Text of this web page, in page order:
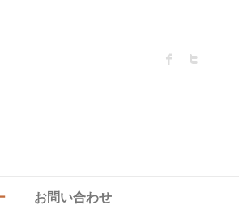
お問い合わせ